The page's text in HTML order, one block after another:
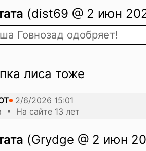
(dist69 @ 2 июн
Говнозад одобряет!
лиса тоже
• На сайте 13 лет
(Grydge @ 2 июн